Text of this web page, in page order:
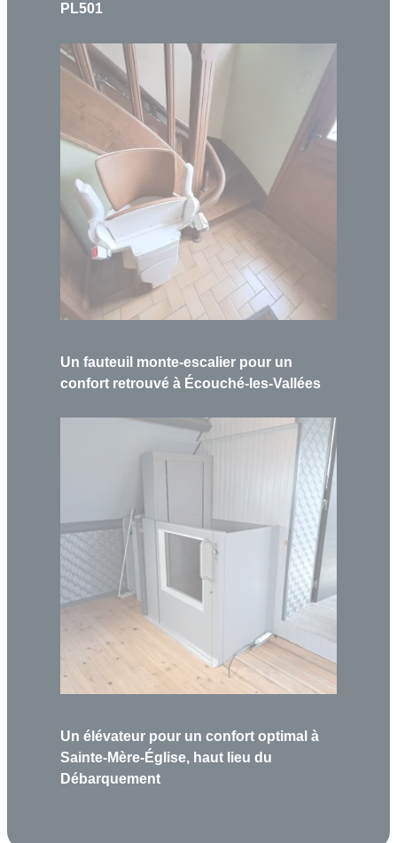
PL501
Un fauteuil monte-escalier pour un
confort retrouvé à Écouché-les-Vallées
Un élévateur pour un confort optimal à
Sainte-Mère-Église, haut lieu du
Débarquement